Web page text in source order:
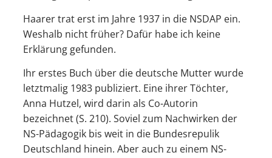
Haarer trat erst im Jahre 1937 in die NSDAP ein.
Weshalb nicht früher? Dafür habe ich keine
Erklärung gefunden.
Ihr erstes Buch über die deutsche Mutter wurde
letztmalig 1983 publiziert. Eine ihrer Töchter,
Anna Hutzel, wird darin als Co-Autorin
bezeichnet (S. 210). Soviel zum Nachwirken der
NS-Pädagogik bis weit in die Bundesrepulik
Deutschland hinein. Aber auch zu einem NS-